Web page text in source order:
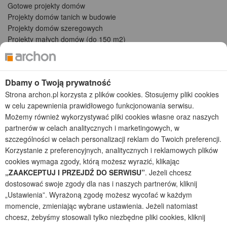
Gotowe projekty domów
Projekty domów tanich w budowie
Projekty domów szeregowych
Projekty małych domów (do 150 m2)
Projekty domów wielorodzinnych
Projekty domów bliźniaczych
Projekty domów nowoczesnych
Projekty domów parterowych
2026 © ARCHON+ Biuro Projektów - Tradycyjne i nowoczesne gotowe
projekty domów - autorska pracownia architektoniczna założona w 1990r.
przez arch. Barbarę Mendel
Z uwagi na ciągłe doskonalenie procesu powstawania projektów (zgodnie z
normą ISO 9001), prezentowane na stronie projekty domów mogą
nieznacznie różnić się od dokumentacji technicznej.
Informujemy, iż w celu optymalizacji treści dostępnych w naszym sklepie,
dostosowania ich do Państwa indywidualnych potrzeb korzystamy z
informacji zapisanych za pomocą plików cookies na urządzeniach
końcowych użytkowników. Pliki cookies użytkownik może kontrolować za
pomocą ustawień swojej przeglądarki internetowej. Dalsze korzystanie z
naszego serwisu internetowego, bez zmiany ustawień przeglądarki
Dbamy o Twoją prywatność
Strona archon.pl korzysta z plików cookies. Stosujemy pliki cookies
w celu zapewnienia prawidłowego funkcjonowania serwisu.
Możemy również wykorzystywać pliki cookies własne oraz naszych
partnerów w celach analitycznych i marketingowych, w
szczególności w celach personalizacji reklam do Twoich preferencji.
Korzystanie z preferencyjnych, analitycznych i reklamowych plików
cookies wymaga zgody, którą możesz wyrazić, klikając
„ZAAKCEPTUJ I PRZEJDŹ DO SERWISU”. Jeżeli chcesz
dostosować swoje zgody dla nas i naszych partnerów, kliknij
„Ustawienia”. Wyrażoną zgodę możesz wycofać w każdym
momencie, zmieniając wybrane ustawienia. Jeżeli natomiast
chcesz, żebyśmy stosowali tylko niezbędne pliki cookies, kliknij